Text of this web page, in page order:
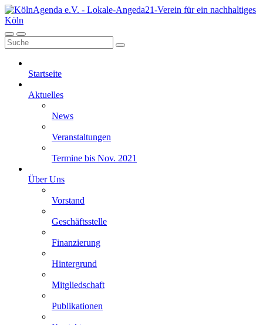
Startseite
Aktuelles
News
Veranstaltungen
Termine bis Nov. 2021
Über Uns
Vorstand
Geschäftsstelle
Finanzierung
Hintergrund
Mitgliedschaft
Publikationen